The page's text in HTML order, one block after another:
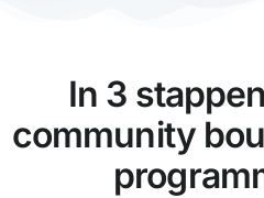
In 3
community